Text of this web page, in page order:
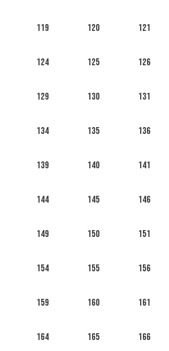
119 120 121
124 125 126
129 130 131
134 135 136
139 140 141
144 145 146
149 150 151
154 155 156
159 160 161
164 165 166